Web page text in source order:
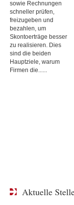
sowie Rechnungen
schneller prüfen,
freizugeben und
bezahlen, um
Skontoerträge besser
zu realisieren. Dies
sind die beiden
Hauptziele, warum
Firmen die......
Aktuelle